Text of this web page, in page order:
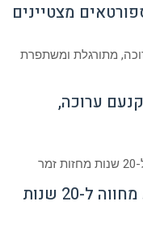
מצטיינים
ערוכה,
קיץ של תרבות ביקנעם – מופע מחווה ל-20 שנות